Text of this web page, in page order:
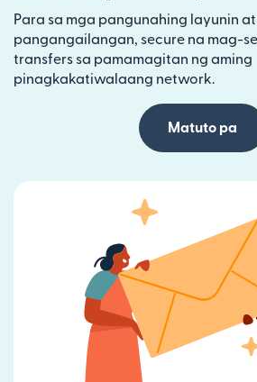
Para sa mga pangunahing layunin
pangangailangan, secure na mag-
transfers sa pamamagitan ng aming
pinagkakatiwalaang network.
Matuto pa